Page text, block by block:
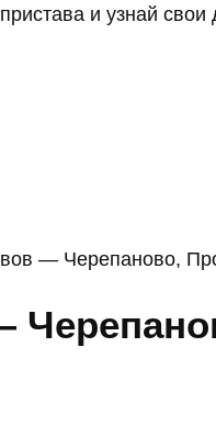
и узнай свои
— Черепаново,